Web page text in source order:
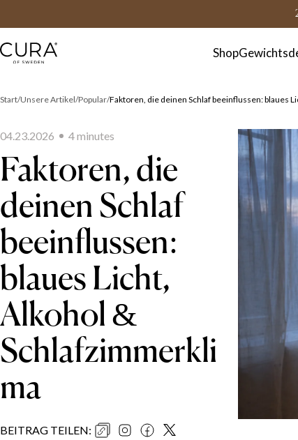
Shop
Start Unsere Artikel Popular Faktoren, die deinen Schlaf beeinflussen: blaues
Faktoren, die
deinen Schlaf
beeinflussen:
blaues Licht,
Alkohol &
Schlafzimmerkli
ma
04.23.2026 4minutes
BEITRAG TEILEN: